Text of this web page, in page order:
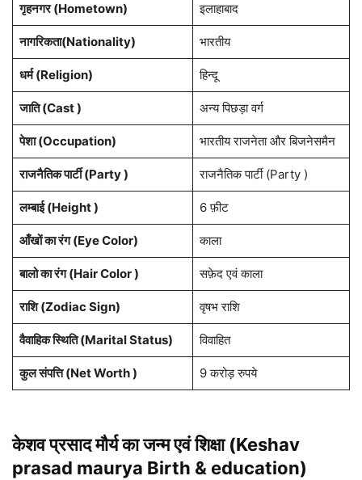
गृहनगर (Hometown) इलाहाबाद
नागरिकता(Nationality) भारतीय
धर्म (Religion) हिन्दू
जाति (Cast ) अन्य पिछड़ा वर्ग
पेशा (Occupation) भारतीय राजनेता और बिजनेसमैन
राजनैतिक पार्टी (Party ) राजनैतिक पार्टी (Party )
लम्बाई (Height ) 6 फ़ीट
आँखों का रंग (Eye Color) काला
बालो का रंग (Hair Color ) सफ़ेद एवं काला
राशि (Zodiac Sign) वृषभ राशि
वैवाहिक स्थिति (Marital Status) विवाहित
कुल संपत्ति (Net Worth ) 9 करोड़ रुपये
केशव प्रसाद मौर्य का जन्म एवं शिक्षा (Keshav
prasad maurya Birth & education)